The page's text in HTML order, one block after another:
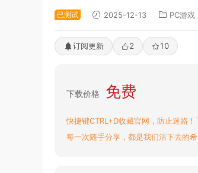
已测试 2025-12-13 PC游戏
订阅更新 2 10
下载价格 免费
快捷键CTRL+D收藏官网，防止迷路
每一次随手分享，都是我们活下去的希